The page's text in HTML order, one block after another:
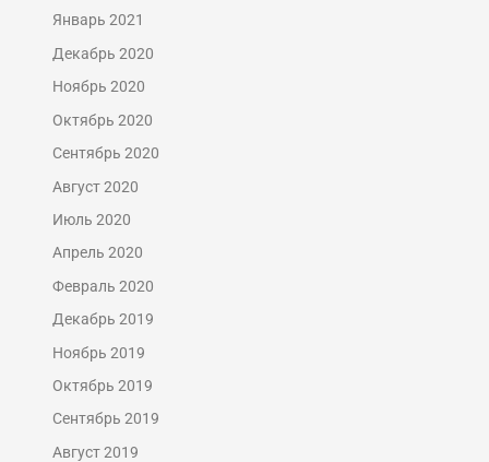
Январь 2021
Декабрь 2020
Ноябрь 2020
Октябрь 2020
Сентябрь 2020
Август 2020
Июль 2020
Апрель 2020
Февраль 2020
Декабрь 2019
Ноябрь 2019
Октябрь 2019
Сентябрь 2019
Август 2019